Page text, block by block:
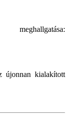
újonnan kialakított